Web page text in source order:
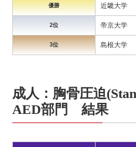
優勝 近畿大学
2位 帝京大学
3位 島根大学
成人：胸骨圧迫
AED部門 結果